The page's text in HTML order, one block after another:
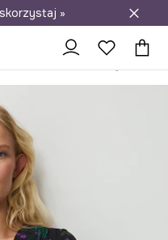
do salonów
»